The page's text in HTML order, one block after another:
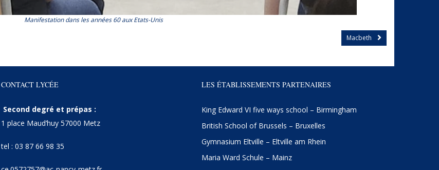
Manifestation dans les années 60 aux Etats-Unis
Macbeth
CONTACT LYCÉE
Second degré et prépas :
1 place Maud’huy 57000 Metz
tel : 03 87 66 98 35
LES ÉTABLISSEMENTS PARTENAIRES
King Edward VI five ways school – Birmingham
British School of Brussels – Bruxelles
Gymnasium Eltville – Eltville am Rhein
Maria Ward Schule – Mainz